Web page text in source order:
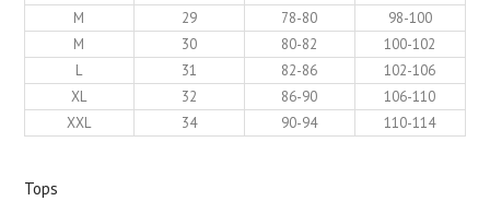
M
29 78-80
98-100
M
30 80-82
100-102
L
31 82-86
102-106
XL
32 86-90
106-110
XXL
34 90-94 110-114
Tops